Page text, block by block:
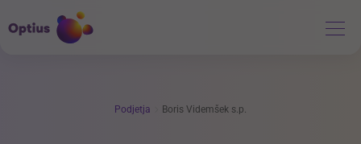
Podjetja Boris Videmšek s.p.